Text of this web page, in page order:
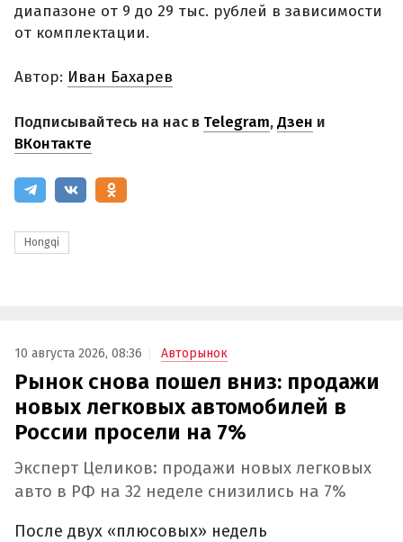
диапазоне от 9 до 29 тыс. рублей в зависимости
от комплектации.
Автор: Иван Бахарев
Подписывайтесь на нас в Telegram,Дзен и
ВКонтакте
Hongqi
10 августа 2026, 08:36 Авторынок
Рынок снова пошел вниз: продажи
новых легковых автомобилей в
России просели на 7%
Эксперт Целиков: продажи новых легковых
авто в РФ на 32 неделе снизились на 7%
После двух «плюсовых» недель